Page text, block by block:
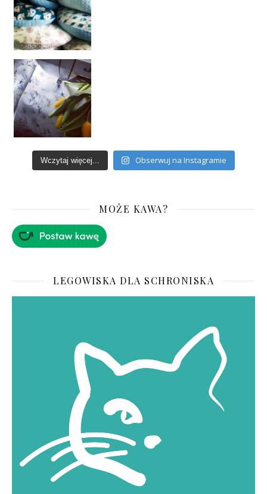
Wczytaj więcej... Obserwuj na Instagramie
MOŻE KAWA?
LEGOWISKA DLA SCHRONISKA